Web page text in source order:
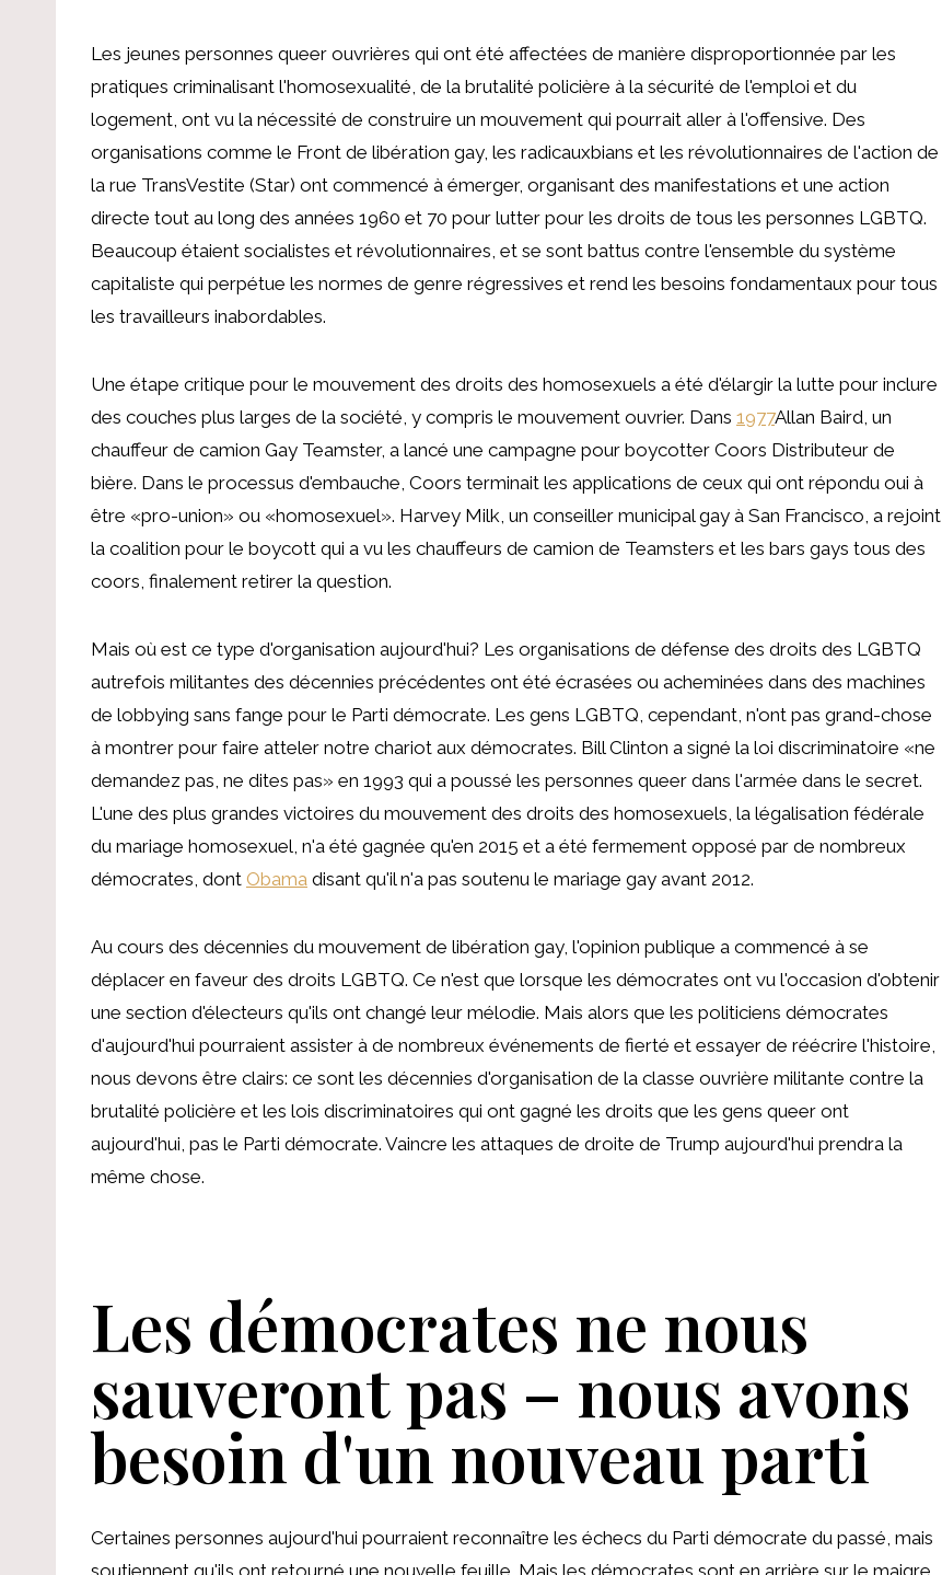
Les jeunes personnes queer ouvrières qui ont été affectées de manière disproportionnée par les
pratiques criminalisant l'homosexualité, de la brutalité policière à la sécurité de l'emploi et du
logement, ont vu la nécessité de construire un mouvement qui pourrait aller à l'offensive. Des
organisations comme le Front de libération gay, les radicauxbians et les révolutionnaires de l'action de
la rue TransVestite (Star) ont commencé à émerger, organisant des manifestations et une action
directe tout au long des années 1960 et 70 pour lutter pour les droits de tous les personnes LGBTQ.
Beaucoup étaient socialistes et révolutionnaires, et se sont battus contre l'ensemble du système
capitaliste qui perpétue les normes de genre régressives et rend les besoins fondamentaux pour tous
les travailleurs inabordables.
Une étape critique pour le mouvement des droits des homosexuels a été d'élargir la lutte pour inclure
des couches plus larges de la société, y compris le mouvement ouvrier. Dans 1977Allan Baird, un
chauffeur de camion Gay Teamster, a lancé une campagne pour boycotter Coors Distributeur de
bière. Dans le processus d'embauche, Coors terminait les applications de ceux qui ont répondu oui à
être «pro-union» ou «homosexuel». Harvey Milk, un conseiller municipal gay à San Francisco, a rejoint
la coalition pour le boycott qui a vu les chauffeurs de camion de Teamsters et les bars gays tous des
coors, finalement retirer la question.
Mais où est ce type d'organisation aujourd'hui? Les organisations de défense des droits des LGBTQ
autrefois militantes des décennies précédentes ont été écrasées ou acheminées dans des machines
de lobbying sans fange pour le Parti démocrate. Les gens LGBTQ, cependant, n'ont pas grand-chose
à montrer pour faire atteler notre chariot aux démocrates. Bill Clinton a signé la loi discriminatoire «ne
demandez pas, ne dites pas» en 1993 qui a poussé les personnes queer dans l'armée dans le secret.
L'une des plus grandes victoires du mouvement des droits des homosexuels, la légalisation fédérale
du mariage homosexuel, n'a été gagnée qu'en 2015 et a été fermement opposé par de nombreux
démocrates, dont Obama disant qu'il n'a pas soutenu le mariage gay avant 2012.
Au cours des décennies du mouvement de libération gay, l'opinion publique a commencé à se
déplacer en faveur des droits LGBTQ. Ce n'est que lorsque les démocrates ont vu l'occasion d'obtenir
une section d'électeurs qu'ils ont changé leur mélodie. Mais alors que les politiciens démocrates
d'aujourd'hui pourraient assister à de nombreux événements de fierté et essayer de réécrire l'histoire,
nous devons être clairs: ce sont les décennies d'organisation de la classe ouvrière militante contre la
brutalité policière et les lois discriminatoires qui ont gagné les droits que les gens queer ont
aujourd'hui, pas le Parti démocrate. Vaincre les attaques de droite de Trump aujourd'hui prendra la
même chose.
Les démocrates ne nous
sauveront pas – nous avons
besoin d'un nouveau parti
Certaines personnes aujourd'hui pourraient reconnaître les échecs du Parti démocrate du passé, mais
soutiennent qu'ils ont retourné une nouvelle feuille. Mais les démocrates sont en arrière sur le maigre